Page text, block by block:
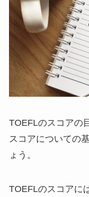
TOEFLのスコアの
スコアについての
ょう。
TOEFLのスコアに